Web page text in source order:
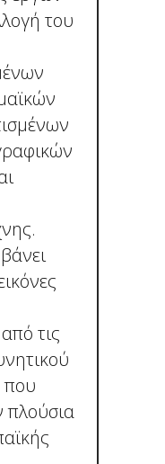
του
τις
που
πλούσια